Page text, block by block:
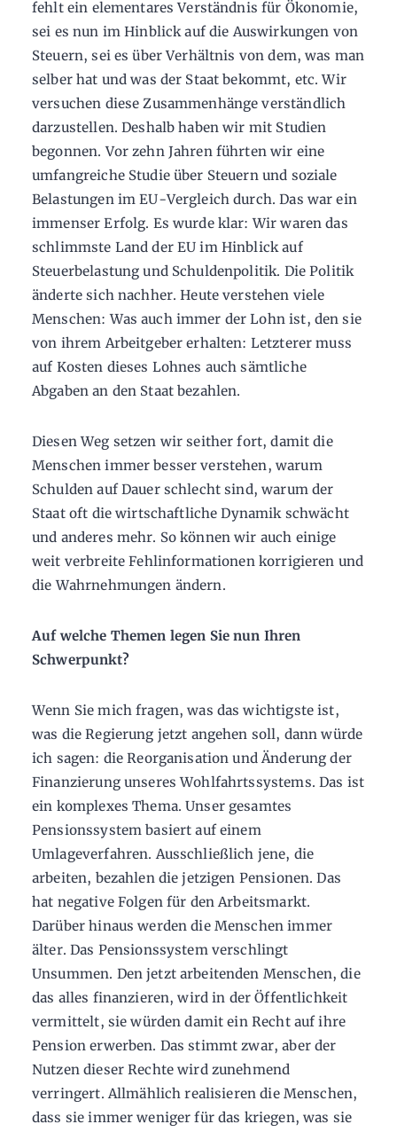
fehlt ein elementares Verständnis für Ökonomie,
sei es nun im Hinblick auf die Auswirkungen von
Steuern, sei es über Verhältnis von dem, was man
selber hat und was der Staat bekommt, etc. Wir
versuchen diese Zusammenhänge verständlich
darzustellen. Deshalb haben wir mit Studien
begonnen. Vor zehn Jahren führten wir eine
umfangreiche Studie über Steuern und soziale
Belastungen im EU-Vergleich durch. Das war ein
immenser Erfolg. Es wurde klar: Wir waren das
schlimmste Land der EU im Hinblick auf
Steuerbelastung und Schuldenpolitik. Die Politik
änderte sich nachher. Heute verstehen viele
Menschen: Was auch immer der Lohn ist, den sie
von ihrem Arbeitgeber erhalten: Letzterer muss
auf Kosten dieses Lohnes auch sämtliche
Abgaben an den Staat bezahlen.
Diesen Weg setzen wir seither fort, damit die
Menschen immer besser verstehen, warum
Schulden auf Dauer schlecht sind, warum der
Staat oft die wirtschaftliche Dynamik schwächt
und anderes mehr. So können wir auch einige
weit verbreite Fehlinformationen korrigieren und
die Wahrnehmungen ändern.
Auf welche Themen legen Sie nun Ihren
Schwerpunkt?
Wenn Sie mich fragen, was das wichtigste ist,
was die Regierung jetzt angehen soll, dann würde
ich sagen: die Reorganisation und Änderung der
Finanzierung unseres Wohlfahrtssystems. Das ist
ein komplexes Thema. Unser gesamtes
Pensionssystem basiert auf einem
Umlageverfahren. Ausschließlich jene, die
arbeiten, bezahlen die jetzigen Pensionen. Das
hat negative Folgen für den Arbeitsmarkt.
Darüber hinaus werden die Menschen immer
älter. Das Pensionssystem verschlingt
Unsummen. Den jetzt arbeitenden Menschen, die
das alles finanzieren, wird in der Öffentlichkeit
vermittelt, sie würden damit ein Recht auf ihre
Pension erwerben. Das stimmt zwar, aber der
Nutzen dieser Rechte wird zunehmend
verringert. Allmählich realisieren die Menschen,
dass sie immer weniger für das kriegen, was sie